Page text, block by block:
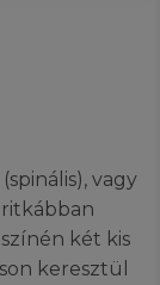
vagy
két kis
keresztül